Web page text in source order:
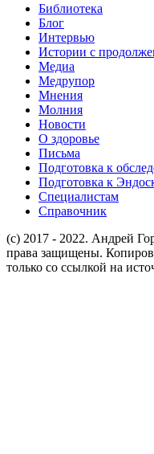
Библиотека
Блог
Интервью
Истории с
Медиа
Медрупор
Мнения
Молния
Новости
О здоровье
Письма
Подготовка к
Подготовка к
Специалистам
Справочник
(c) 2017 - 2022. Андрей
права защищены.
только со ссылкой на